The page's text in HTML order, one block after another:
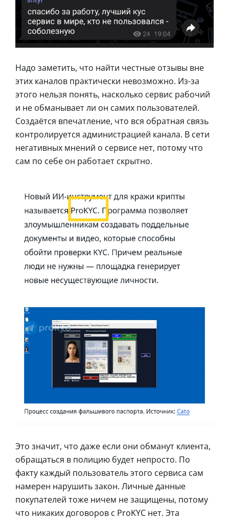
Надо заметить, что найти честные отзывы вне
этих каналов практически невозможно. Из-за
этого нельзя понять, насколько сервис рабочий
и не обманывает ли он самих пользователей.
Создаётся впечатление, что вся обратная связь
контролируется администрацией канала. В сети
негативных мнений о сервисе нет, потому что
сам по себе он работает скрытно.
Это значит, что даже если они обманут клиента,
обращаться в полицию будет непросто. По
факту каждый пользователь этого сервиса сам
намерен нарушить закон. Личные данные
покупателей тоже ничем не защищены, потому
что никаких договоров c ProKYC нет. Эта